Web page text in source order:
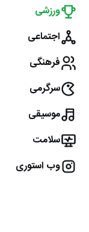
ورزشی
اجتماعی
فرهنگی
سرگرمی
موسیقی
سلامت
وب استوری